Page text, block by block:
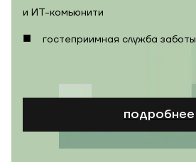
и ИТ-комьюнити
гостеприимная служба заботы
подробнее